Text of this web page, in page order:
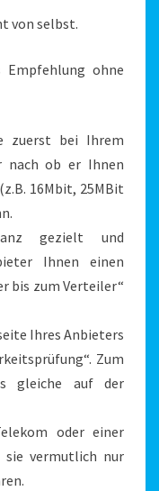
von selbst.
Empfehlung ohne
zuerst bei Ihrem
nach ob er Ihnen
16Mbit, 25MBit
gezielt und
Ihnen einen
bis zum Verteiler“
Ihres Anbieters
Zum
gleiche auf der
oder einer
sie vermutlich nur